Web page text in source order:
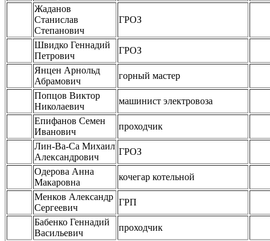
Жаданов
Станислав
Степанович
ГРОЗ
Швидко Геннадий
Петрович
ГРОЗ
Янцен Арнольд
Абрамович
горный мастер
Попцов Виктор
Николаевич
машинист электровоза
Епифанов Семен
Иванович
проходчик
Лин-Ва-Са Михаил
Александрович
ГРОЗ
Одерова Анна
Макаровна
кочегар котельной
Менков Александр
Сергеевич
ГРП
Бабенко Геннадий
Васильевич
проходчик